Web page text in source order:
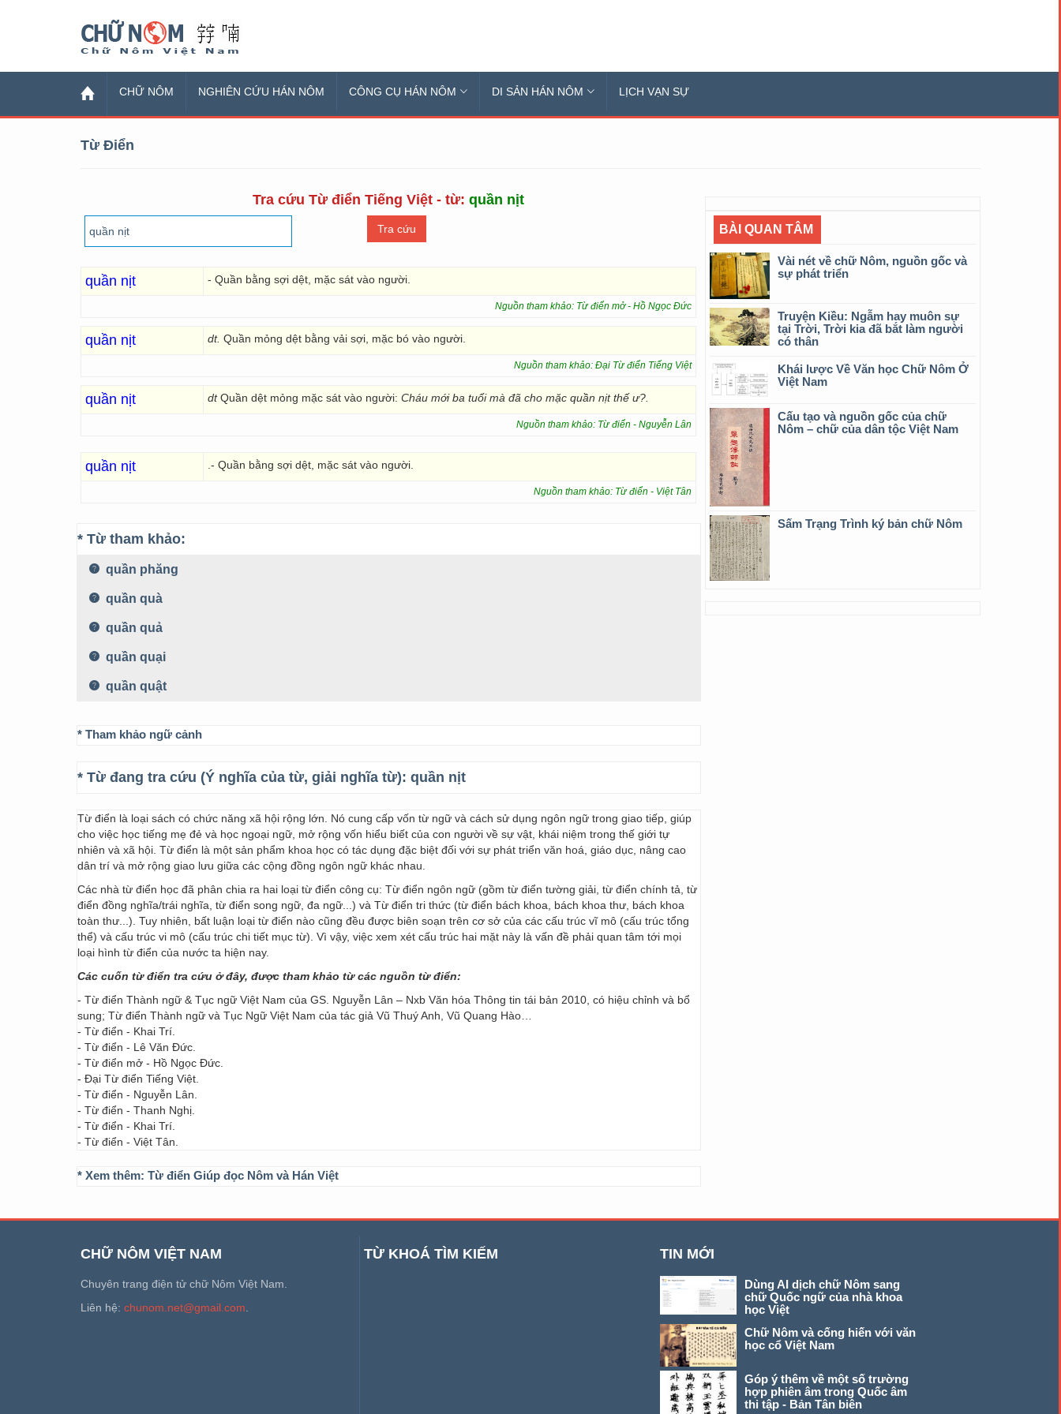
CHỮ NÔM NGHIÊN CỨU HÁN NÔM CÔNG CỤ HÁN NÔM DI SẢN HÁN NÔM LỊCH VẠN SỰ
Từ Điển
Tra cứu Từ điển Tiếng Việt - từ:quần nịt
quần nịt - Quần bằng sợi dệt, mặc sát vào người.
Nguồn tham khảo: Từ điển mở - Hồ Ngọc Đức
quần nịt dt. Quần mỏng dệt bằng vải sợi, mặc bó vào người.
Nguồn tham khảo: Đại Từ điển Tiếng Việt
quần nịt dtQuần dệt mỏng mặc sát vào người: Cháu mới ba tuổi mà đã cho mặc quần nịt thế ư?.
Nguồn tham khảo: Từ điển - Nguyễn Lân
quần nịt .- Quần bằng sợi dệt, mặc sát vào người.
Nguồn tham khảo: Từ điển - Việt Tân
* Từ tham khảo:
quần phăng
quần quà
quần quả
quần quại
quần quật
* Tham khảo ngữ cảnh
* Từ đang tra cứu (Ý nghĩa của từ, giải nghĩa từ): quần nịt
Từ điển là loại sách có chức năng xã hội rộng lớn. Nó cung cấp vốn từ ngữ và cách sử dụng ngôn ngữ trong giao tiếp, giúp
cho việc học tiếng mẹ đẻ và học ngoại ngữ, mở rộng vốn hiểu biết của con người về sự vật, khái niệm trong thế giới tự
nhiên và xã hội. Từ điển là một sản phẩm khoa học có tác dụng đặc biệt đối với sự phát triển văn hoá, giáo dục, nâng cao
dân trí và mở rộng giao lưu giữa các cộng đồng ngôn ngữ khác nhau.
Các nhà từ điển học đã phân chia ra hai loại từ điển công cụ: Từ điển ngôn ngữ (gồm từ điển tường giải, từ điển chính tả, từ
điển đồng nghĩa/trái nghĩa, từ điển song ngữ, đa ngữ...) và Từ điển tri thức (từ điển bách khoa, bách khoa thư, bách khoa
toàn thư...). Tuy nhiên, bất luận loại từ điển nào cũng đều được biên soạn trên cơ sở của các cấu trúc vĩ mô (cấu trúc tổng
thể) và cấu trúc vi mô (cấu trúc chi tiết mục từ). Vì vậy, việc xem xét cấu trúc hai mặt này là vấn đề phải quan tâm tới mọi
loại hình từ điển của nước ta hiện nay.
Các cuốn từ điển tra cứu ở đây, được tham khảo từ các nguồn từ điển:
- Từ điển Thành ngữ & Tục ngữ Việt Nam của GS. Nguyễn Lân – Nxb Văn hóa Thông tin tái bản 2010, có hiệu chỉnh và bổ
sung; Từ điển Thành ngữ và Tục Ngữ Việt Nam của tác giả Vũ Thuý Anh, Vũ Quang Hào…
- Từ điển - Khai Trí.
- Từ điển - Lê Văn Đức.
- Từ điển mở - Hồ Ngọc Đức.
- Đại Từ điển Tiếng Việt.
- Từ điển - Nguyễn Lân.
- Từ điển - Thanh Nghị.
- Từ điển - Khai Trí.
- Từ điển - Việt Tân.
* Xem thêm: Từ điển Giúp đọc Nôm và Hán Việt
BÀI QUAN TÂM
Vài nét về chữ Nôm, nguồn gốc và
sự phát triển
Truyện Kiều: Ngẫm hay muôn sự
tại Trời, Trời kia đã bắt làm người
có thân
Khái lược Về Văn học Chữ Nôm Ở
Việt Nam
Cấu tạo và nguồn gốc của chữ
Nôm – chữ của dân tộc Việt Nam
Sấm Trạng Trình ký bản chữ Nôm
CHỮ NÔM VIỆT NAM
Chuyên trang điện tử chữ Nôm Việt Nam.
Liên hệ: chunom.net@gmail.com
TỪ KHOÁ TÌM KIẾM TIN MỚI
Dùng AI dịch chữ Nôm sang
chữ Quốc ngữ của nhà khoa
học Việt
Chữ Nôm và cống hiến với văn
học cổ Việt Nam
Góp ý thêm về một số trường
hợp phiên âm trong Quốc âm
thi tập - Bản Tân biên